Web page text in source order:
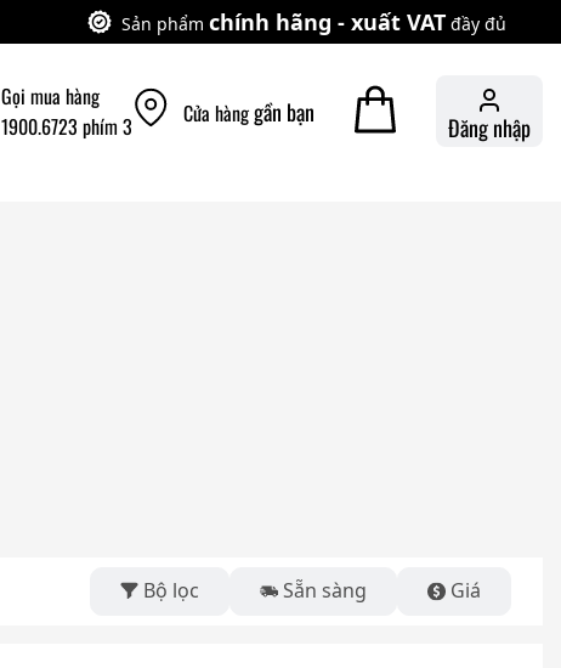
Sản phẩm chính hãng - xuất VAT đầy đủ
Gọi mua hàng
1900.6723 phím 3
Cửa hànggần bạn Đăng nhập
Bộ lọc Sẵn sàng Giá